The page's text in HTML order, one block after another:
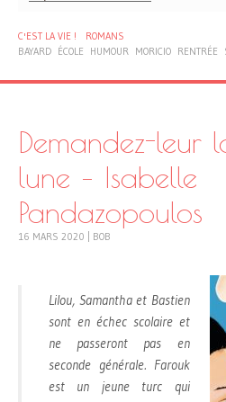
C'EST LA VIE !
ROMANS
BAYARD ÉCOLE HUMOUR MORICIO RENTRÉE
Demandez-leur
lune – Isabelle
Pandazopoulos
16 MARS 2020 BOB
Lilou, Samantha et Bastien
sont en échec scolaire et
ne passeront pas en
seconde générale. Farouk
est un jeune turc qui